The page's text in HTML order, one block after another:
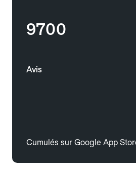
9700
Avis
Cumulés sur Google App